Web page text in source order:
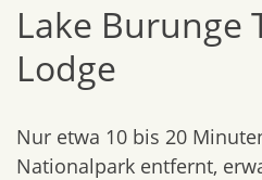
Lake Burunge
Lodge
Nur etwa 10 bis 20
Nationalpark entfernt,